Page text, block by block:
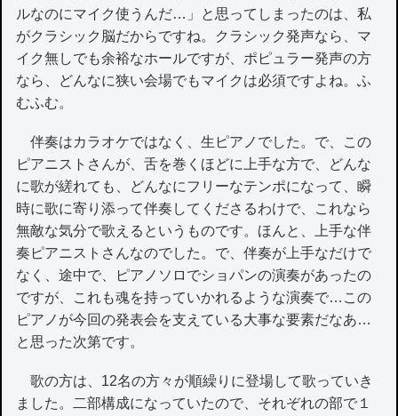
ルなのにマイク使うんだ…」と思ってしまったのは、私
がクラシック脳だからですね。クラシック発声なら、マ
イク無しでも余裕なホールですが、ポピュラー発声の方
なら、どんなに狭い会場でもマイクは必須ですよね。ふ
むふむ。
伴奏はカラオケではなく、生ピアノでした。で、この
ピアニストさんが、舌を巻くほどに上手な方で、どんな
に歌が縒れても、どんなにフリーなテンポになって、瞬
時に歌に寄り添って伴奏してくださるわけで、これなら
無敵な気分で歌えるというものです。ほんと、上手な伴
奏ピアニストさんなのでした。で、伴奏が上手なだけで
なく、途中で、ピアノソロでショパンの演奏があったの
ですが、これも魂を持っていかれるような演奏で…この
ピアノが今回の発表会を支えている大事な要素だなあ…
と思った次第です。
歌の方は、12名の方々が順繰りに登場して歌っていき
ました。二部構成になっていたので、それぞれの部で１